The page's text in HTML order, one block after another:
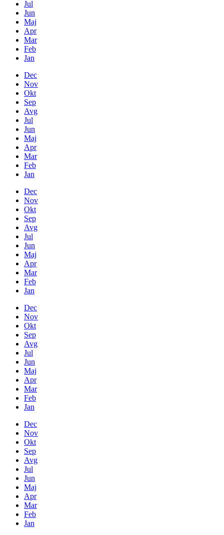
Jul
Jun
Maj
Apr
Mar
Feb
Jan
Dec
Nov
Okt
Sep
Avg
Jul
Jun
Maj
Apr
Mar
Feb
Jan
Dec
Nov
Okt
Sep
Avg
Jul
Jun
Maj
Apr
Mar
Feb
Jan
Dec
Nov
Okt
Sep
Avg
Jul
Jun
Maj
Apr
Mar
Feb
Jan
Dec
Nov
Okt
Sep
Avg
Jul
Jun
Maj
Apr
Mar
Feb
Jan